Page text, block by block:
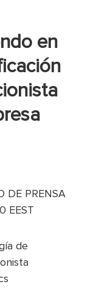
en
DE PRENSA
EEST
de